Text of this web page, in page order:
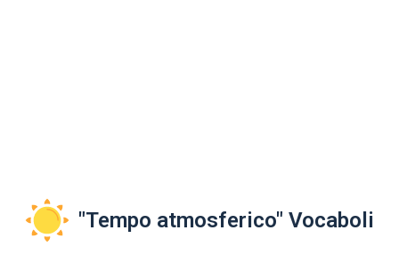
"Tempo atmosferico" Vocaboli